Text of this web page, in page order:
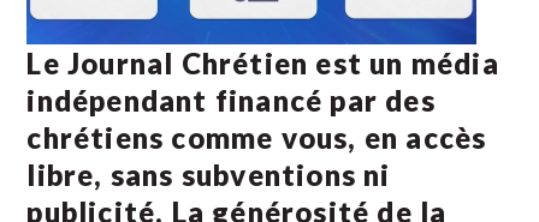
Le Journal Chrétien est un média
indépendant financé par des
chrétiens comme vous, en accès
libre, sans subventions ni
publicité. La générosité de la